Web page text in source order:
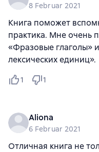
8 Februar 2021
Книга поможет
практика. Мне очень
«Фразовые глаголы»
лексических единиц».
1 1
Aliona
6 Februar 2021
Отличная книга не